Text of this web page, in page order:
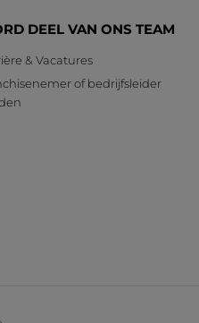
DEEL VAN ONS TEAM
& Vacatures
of bedrijfsleider